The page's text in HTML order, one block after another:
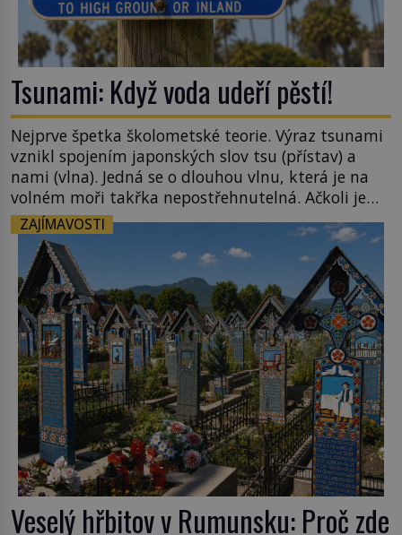
Tsunami: Když voda udeří pěstí!
Nejprve špetka školometské teorie. Výraz tsunami
vznikl spojením japonských slov tsu (přístav) a
nami (vlna). Jedná se o dlouhou vlnu, která je na
volném moři takřka nepostřehnutelná. Ačkoli je
vlnová délka tsunami i 300 kilometrů, výška vlny
na volném moři je maximálně 1,5 metru. Máme se
podobné obří vlny obávat i v Evropě? Vznik
tsunami si […]
ZAJÍMAVOSTI
Veselý hřbitov v Rumunsku: Proč zde